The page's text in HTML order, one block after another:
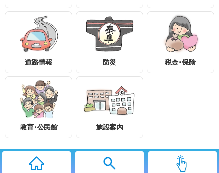
知りたい情報を検索
道路情報 防災 税金･保険
教育･公民館 施設案内
〒399-1895
長野県下伊那郡泰阜村3236-1
0260-26-2111
0260-26-2553
アクセスマップ
個人情報保護
ウェブアクセシビリティ